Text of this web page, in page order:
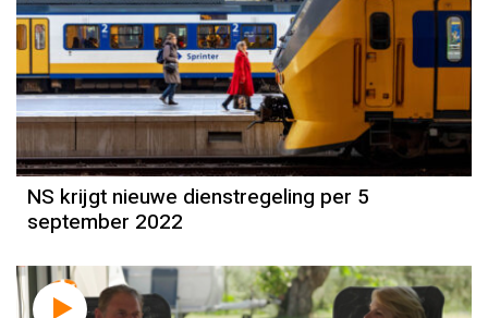
NS krijgt nieuwe dienstregeling per 5
september 2022